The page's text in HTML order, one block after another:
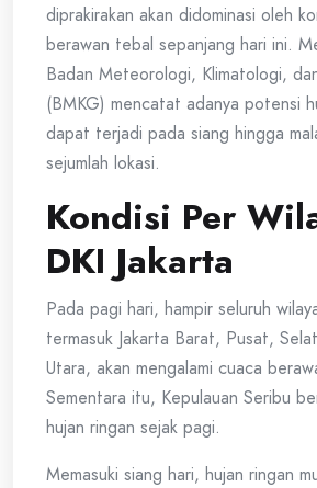
diprakirakan akan didominasi oleh
berawan tebal sepanjang hari ini.
Badan Meteorologi, Klimatologi,
(BMKG) mencatat adanya potensi
dapat terjadi pada siang hingga
sejumlah lokasi.
Kondisi Per
DKI Jakarta
Pada pagi hari, hampir seluruh
termasuk Jakarta Barat, Pusat,
Utara, akan mengalami cuaca
Sementara itu, Kepulauan Seribu
hujan ringan sejak pagi.
Memasuki siang hari, hujan ringan